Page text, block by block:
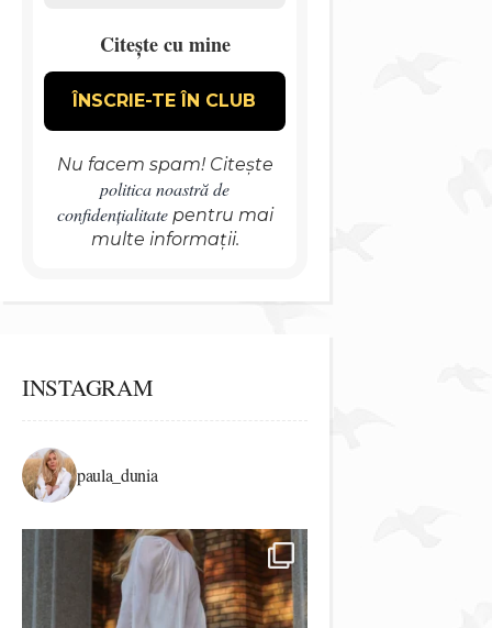
Citește cu mine
Nu facem spam! Citește
politica noastră de
confidențialitatepentru mai
multe informații.
INSTAGRAM
paula_dunia